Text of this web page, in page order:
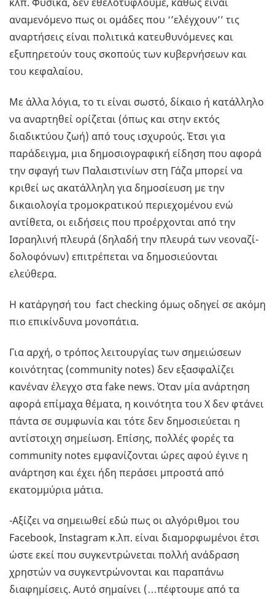
αναμενόμενο πως οι ομάδες που ‘’ελέγχουν’’ τις
αναρτήσεις είναι πολιτικά κατευθυνόμενες και
εξυπηρετούν τους σκοπούς των κυβερνήσεων και
του κεφαλαίου.
Με άλλα λόγια, το τι είναι σωστό, δίκαιο ή κατάλληλο
να αναρτηθεί ορίζεται (όπως και στην εκτός
διαδικτύου ζωή) από τους ισχυρούς. Έτσι για
παράδειγμα, μια δημοσιογραφική είδηση που αφορά
την σφαγή των Παλαιστινίων στη Γάζα μπορεί να
κριθεί ως ακατάλληλη για δημοσίευση με την
δικαιολογία τρομοκρατικού περιεχομένου ενώ
αντίθετα, οι ειδήσεις που προέρχονται από την
Ισραηλινή πλευρά (δηλαδή την πλευρά των νεοναζί-
δολοφόνων) επιτρέπεται να δημοσιεύονται
ελεύθερα.
Η κατάργησή του fact checking όμως οδηγεί σε ακόμη
πιο επικίνδυνα μονοπάτια.
Για αρχή, ο τρόπος λειτουργίας των σημειώσεων
κοινότητας (community notes) δεν εξασφαλίζει
κανέναν έλεγχο στα fake news. Όταν μία ανάρτηση
αφορά επίμαχα θέματα, η κοινότητα του X δεν φτάνει
πάντα σε συμφωνία και τότε δεν δημοσιεύεται η
αντίστοιχη σημείωση. Επίσης, πολλές φορές τα
community notes εμφανίζονται ώρες αφού έγινε η
ανάρτηση και έχει ήδη περάσει μπροστά από
εκατομμύρια μάτια.
-Αξίζει να σημειωθεί εδώ πως οι αλγόριθμοι του
Facebook, Instagram κ.λπ. είναι διαμορφωμένοι έτσι
ώστε εκεί που συγκεντρώνεται πολλή ανάδραση
χρηστών να συγκεντρώνονται και παραπάνω
διαφημίσεις. Αυτό σημαίνει (…πέφτουμε από τα